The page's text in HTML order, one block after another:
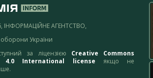
ІНФОРМАЦІЙНЕ АГЕНТСТВО,
оборони України
за ліцензією Creative Commons
4.0 International license якщо не